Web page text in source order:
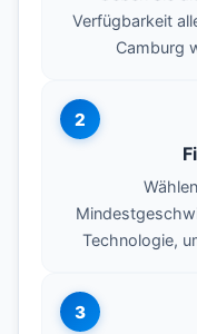
Verfügbarkeit
Camburg
2
Technologie,
3